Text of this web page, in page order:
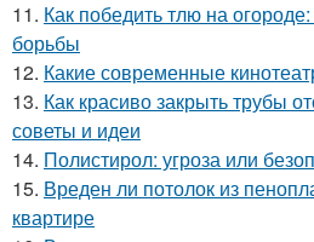
11. Как победить тлю на
борьбы
12. Какие современные
13. Как красиво закрыть трубы
советы и идеи
14. Полистирол: угроза или
15. Вреден ли потолок из
квартире